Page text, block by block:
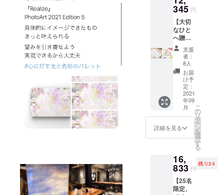
する場
「〇〇
さん」
「〇〇
ちゃ
ん」
「〇〇
くん」
など備
考欄に
必ず敬
称付き
でご記
入くだ
さい。
は「宛
名な
し」と
ご記入
くださ
枚
+specia
l gift②
オリジ
ナル栞1
枚
+specia
l gift③(
掲載作
品の解
説、
パーソ
ナル
zoom
セッ
ション
の説明
== ◎サ
宛名を
希望す
345 円
【大切
なひと
へ贈る5
冊セッ
ト】 本
５冊
+specia
l gift①
ギフト
用ポス
トカー
ド5枚
+specia
l gift②
ギフト
栞5枚
==リ
ターン
の説明
== ◎サ
支援
者：
8人
お届
け予
定：
2021
年09
月
詳細を見る
こ
の
リ
タ
ー
ン
を
選
択
す
る
16,
833 円
残り24
【25名
限定、